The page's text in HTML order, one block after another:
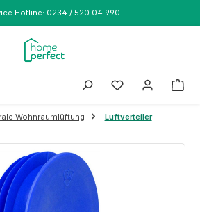
Hotline: 0234 / 520 04 990
Wohnraumlüftung Luftverteiler